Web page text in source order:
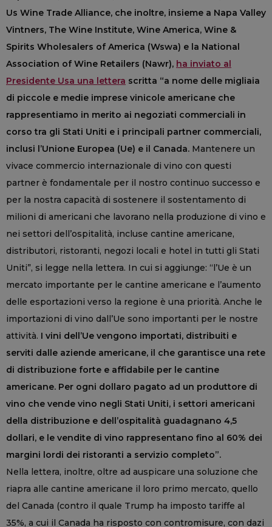
Us Wine Trade Alliance, che inoltre, insieme a Napa Valley
Vintners, The Wine Institute, Wine America, Wine &
Spirits Wholesalers of America (Wswa) e la National
Association of Wine Retailers (Nawr), ha inviato al
Presidente Usa una lettera scritta “a nome delle migliaia
di piccole e medie imprese vinicole americane che
rappresentiamo in merito ai negoziati commerciali in
corso tra gli Stati Uniti e i principali partner commerciali,
inclusi l’Unione Europea (Ue) e il Canada. Mantenere un
vivace commercio internazionale di vino con questi
partner è fondamentale per il nostro continuo successo e
per la nostra capacità di sostenere il sostentamento di
milioni di americani che lavorano nella produzione di vino e
nei settori dell’ospitalità, incluse cantine americane,
distributori, ristoranti, negozi locali e hotel in tutti gli Stati
Uniti”, si legge nella lettera. In cui si aggiunge: “l’Ue è un
mercato importante per le cantine americane e l’aumento
delle esportazioni verso la regione è una priorità. Anche le
importazioni di vino dall’Ue sono importanti per le nostre
attività. I vini dell’Ue vengono importati, distribuiti e
serviti dalle aziende americane, il che garantisce una rete
di distribuzione forte e affidabile per le cantine
americane. Per ogni dollaro pagato ad un produttore di
vino che vende vino negli Stati Uniti, i settori americani
della distribuzione e dell’ospitalità guadagnano 4,5
dollari, e le vendite di vino rappresentano fino al 60% dei
margini lordi dei ristoranti a servizio completo”.
Nella lettera, inoltre, oltre ad auspicare una soluzione che
riapra alle cantine americane il loro primo mercato, quello
del Canada (contro il quale Trump ha imposto tariffe al
35%, a cui il Canada ha risposto con contromisure, con dazi